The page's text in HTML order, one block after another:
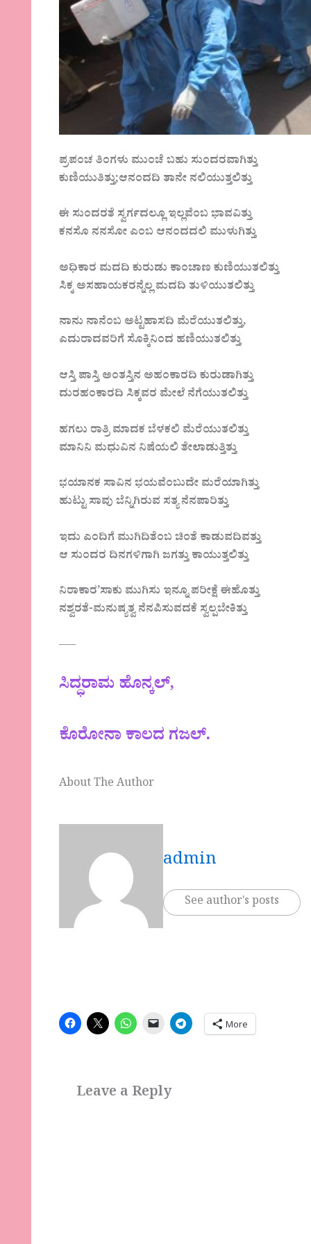
ಪ್ರಪಂಚ ತಿಂಗಳು ಮುಂಚೆ ಬಹು ಸುಂದರವಾಗಿತ್ತು
ಕುಣಿಯುತಿತ್ತು;ಆನಂದದಿ ತಾನೇ ನಲಿಯುತ್ತಲಿತ್ತು
ಈ ಸುಂದರತೆ ಸ್ವರ್ಗದಲ್ಲೂ ಇಲ್ಲವೆಂಬ ಭಾವವಿತ್ತು
ಕನಸೊ ನನಸೋ ಎಂಬ ಆನಂದದಲಿ ಮುಳುಗಿತ್ತು
ಅಧಿಕಾರ ಮದದಿ ಕುರುಡು ಕಾಂಚಾಣ ಕುಣಿಯುತಲಿತ್ತು
ಸಿಕ್ಕ ಅಸಹಾಯಕರನ್ನೆಲ್ಲ ಮದದಿ ತುಳಿಯುತಲಿತ್ತು
ನಾನು ನಾನೆಂಬ ಅಟ್ಟಹಾಸದಿ ಮೆರೆಯುತಲಿತ್ತು,
ಎದುರಾದವರಿಗೆ ಸೊಕ್ಕಿನಿಂದ ಹಣಿಯುತಲಿತ್ತು
ಆಸ್ತಿ ಪಾಸ್ತಿ ಅಂತಸ್ತಿನ ಅಹಂಕಾರದಿ ಕುರುಡಾಗಿತ್ತು
ದುರಹಂಕಾರದಿ ಸಿಕ್ಕವರ ಮೇಲೆ ನೆಗೆಯುತಲಿತ್ತು
ಹಗಲು ರಾತ್ರಿ ಮಾದಕ ಬೆಳಕಲಿ ಮೆರೆಯುತಲಿತ್ತು
ಮಾನಿನಿ ಮಧುವಿನ ನಿಷೆಯಲಿ ತೇಲಾಡುತ್ತಿತ್ತು
ಭಯಾನಕ ಸಾವಿನ ಭಯವೆಂಬುದೇ ಮರೆಯಾಗಿತ್ತು
ಹುಟ್ಟು ಸಾವು ಬೆನ್ನಿಗಿರುವ ಸತ್ಯ ನೆನಪಾರಿತ್ತು
ಇದು ಎಂದಿಗೆ ಮುಗಿದಿತೆಂಬ ಚಿಂತೆ ಕಾಡುವದಿವತ್ತು
ಆ ಸುಂದರ ದಿನಗಳಿಗಾಗಿ ಜಗತ್ತು ಕಾಯುತ್ತಲಿತ್ತು
ನಿರಾಕಾರ’ಸಾಕು ಮುಗಿಸು ಇನ್ನೂ ಪರೀಕ್ಷೆ ಈಹೊತ್ತು
ನಶ್ವರತೆ-ಮನುಷ್ಯತ್ವ ನೆನಪಿಸುವದಕೆ ಸ್ವಲ್ಪಬೇಕಿತ್ತು
—–
ಸಿದ್ಧರಾಮ ಹೊನ್ಕಲ್,
ಕೊರೋನಾ ಕಾಲದ ಗಜಲ್.
About The Author
admin
See author's posts
More
Leave a Reply